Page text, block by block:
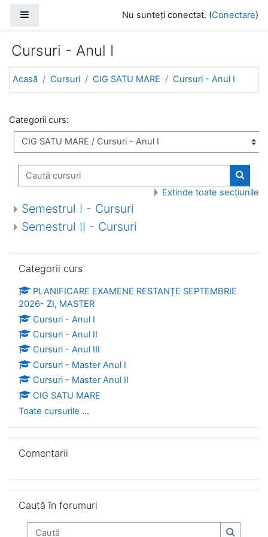
Nu sunteți conectat. (Conectare)
Cursuri - Anul I
Acasă Cursuri CIG SATU MARE Cursuri - Anul I
Categorii curs:
Caută cursuri
Caută
Extinde toate secțiunile
Semestrul I - Cursuri
Semestrul II - Cursuri
Categorii curs
PLANIFICARE EXAMENE RESTANȚE SEPTEMBRIE
2026- ZI, MASTER
Cursuri - Anul I
Cursuri - Anul II
Cursuri - Anul III
Cursuri - Master Anul I
Cursuri - Master Anul II
CIG SATU MARE
Toate cursurile ...
Comentarii
Caută în forumuri
Caută